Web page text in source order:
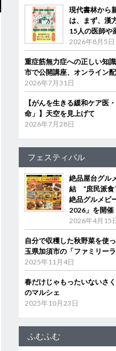
現代書林から
は、まず、漢
15人の医師や
2026年8月5日
重症筋無力症への正しい知
市で公開講座、オンライン
2026年7月31日
【がんを生きる緩和ケア医
命」】天空を見上げて
2026年7月28日
フェスティバル
絶品屋台グル
結 “庶民派食
絶品グルメビ
2026」を開催
2026年4月15
自分で収穫した秋野菜を使
玉県加須市の「ファミリー
2025年11月4日
春だけじゃもったいないさ
のマルシェ
2025年10月23日
ふむふむ